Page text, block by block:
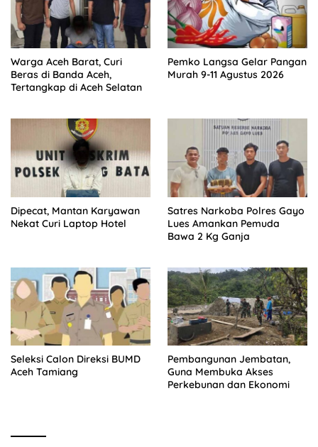
Warga Aceh Barat, Curi
Beras di Banda Aceh,
Tertangkap di Aceh Selatan
Pemko Langsa Gelar Pangan
Murah 9-11 Agustus 2026
Dipecat, Mantan Karyawan
Nekat Curi Laptop Hotel
Satres Narkoba Polres Gayo
Lues Amankan Pemuda
Bawa 2 Kg Ganja
Seleksi Calon Direksi BUMD
Aceh Tamiang
Pembangunan Jembatan,
Guna Membuka Akses
Perkebunan dan Ekonomi